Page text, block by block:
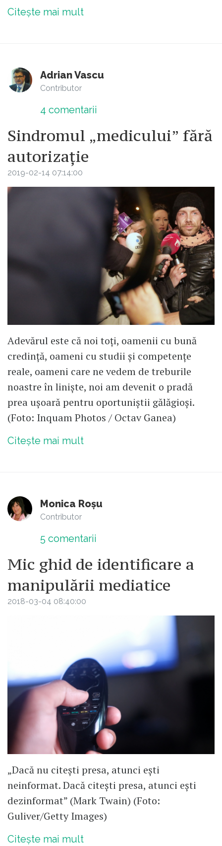
Citește mai mult
Adrian Vascu
Contributor
4 comentarii
Sindromul „medicului” fără
autorizație
2019-02-14 07:14:00
Adevărul este că noi toți, oamenii cu bună
credință, oameni cu studii și competențe
reale, oameni care ne vedem de treburile
noastre în liniște, noi am devenit o pradă
prea ușoară pentru oportuniștii gălăgioși.
(Foto: Inquam Photos / Octav Ganea)
Citește mai mult
Monica Roșu
Contributor
5 comentarii
Mic ghid de identificare a
manipulării mediatice
2018-03-04 08:40:00
„Dacă nu citeşti presa, atunci eşti
neinformat. Dacă citeşti presa, atunci eşti
dezinformat” (Mark Twain) (Foto:
Guliver/Getty Images)
Citește mai mult